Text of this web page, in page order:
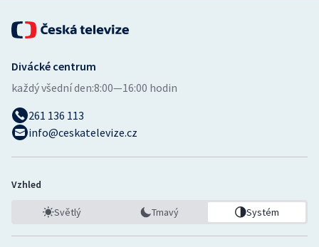
Divácké centrum
každý všední den:8:00—16:00 hodin
261 136 113
info@ceskatelevize.cz
Vzhled
Světlý Tmavý Systém